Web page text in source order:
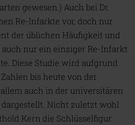
gewesen.) Auch bei Dr.
Re-Infarkte vor, doch nur
der üblichen Häufigkeit und
auch nur ein einziger Re-Infarkt
Diese Studie wird aufgrund
bis heute von der
auch in der universitären
Nicht zuletzt wohl
Kern die Schlüsselfigur